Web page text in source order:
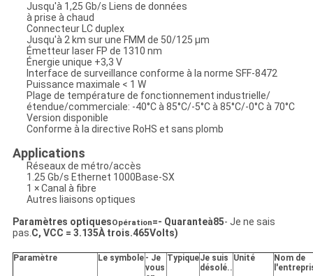
Jusqu'à 1,25 Gb/s Liens de données
à prise à chaud
Connecteur LC duplex
Jusqu'à 2 km sur une FMM de 50/125 μm
Émetteur laser FP de 1310 nm
Énergie unique +3,3 V
Interface de surveillance conforme à la norme SFF-8472
Puissance maximale < 1 W
Plage de température de fonctionnement industrielle/
étendue/commerciale: -40°C à 85°C/-5°C à 85°C/-0°C à 70°C
Version disponible
Conforme à la directive RoHS et sans plomb
Applications
Réseaux de métro/accès
1.25 Gb/s Ethernet 1000Base-SX
1 × Canal à fibre
Autres liaisons optiques
Paramètres optiquesOpération=- Quaranteà85- Je ne sais
pas.C, VCC = 3.135À trois.465Volts)
Paramètre Le symbole - Je
vous
TypiqueJe suis
désolé..
Unité
Nom de